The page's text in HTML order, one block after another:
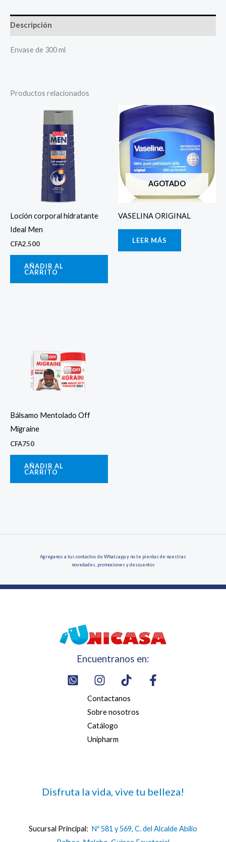
Descripción
Envase de 300 ml
Productos relacionados
Loción corporal hidratante
Ideal Men
CFA2.500
AÑADIR AL
CARRITO
AGOTADO
VASELINA ORIGINAL
LEER MÁS
Bálsamo Mentolado Off
Migraine
CFA750
AÑADIR AL
CARRITO
Agreganos a tus contactos de Whatsapp y no te pierdas de nuestras
novedades, promociones y descuentos
Encuentranos en:
Contactanos
Sobre nosotros
Catálogo
Unipharm
Disfruta la vida, vive tu belleza!
Sucursal Principal: Nº 581 y 569, C. del Alcalde Abilio